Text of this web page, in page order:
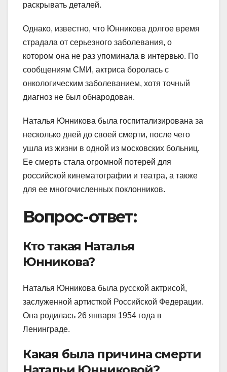
раскрывать деталей.
Однако, известно, что Юнникова долгое время
страдала от серьезного заболевания, о
котором она не раз упоминала в интервью. По
сообщениям СМИ, актриса боролась с
онкологическим заболеванием, хотя точный
диагноз не был обнародован.
Наталья Юнникова была госпитализирована за
несколько дней до своей смерти, после чего
ушла из жизни в одной из московских больниц.
Ее смерть стала огромной потерей для
российской кинематографии и театра, а также
для ее многочисленных поклонников.
Вопрос-ответ:
Кто такая Наталья
Юнникова?
Наталья Юнникова была русской актрисой,
заслуженной артисткой Российской Федерации.
Она родилась 26 января 1954 года в
Ленинграде.
Какая была причина смерти